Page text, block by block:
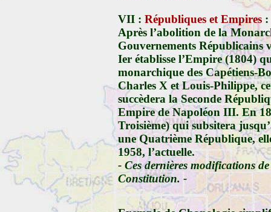
VII : Républiques et Empires :
Après l’abolition de la
Gouvernements Républicains
Ier établisse l’Empire (1804)
monarchique des Capétiens-
Charles X et Louis-Philippe,
succèdera la Seconde
Empire de Napoléon III. En
Troisième) qui subsitera
une Quatrième République,
1958, l’actuelle.
- Ces dernières modifications
Constitution. -